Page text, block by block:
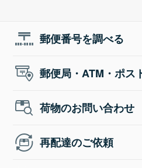
郵便番号を調べる
郵便局・ATM・ポス
荷物のお問い合わせ
再配達のご依頼